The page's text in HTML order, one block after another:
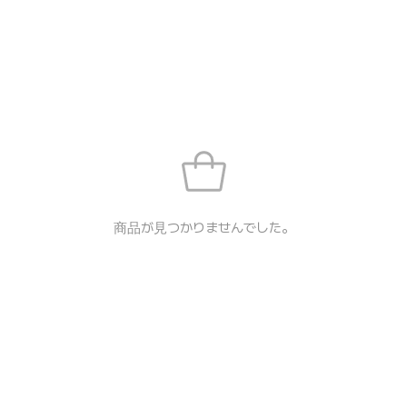
商品が見つかりませんでした。